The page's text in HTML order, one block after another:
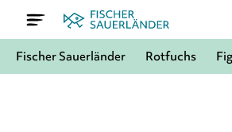
Fischer Sauerländer Rotfuchs